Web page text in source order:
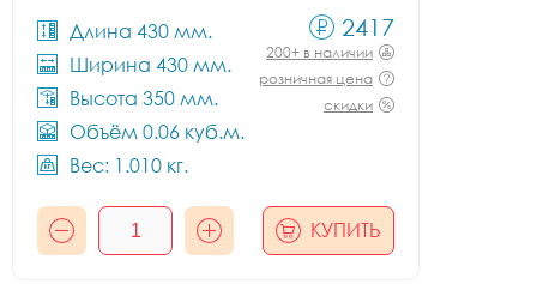
Длина 430 мм.
Ширина 430 мм.
Высота 350 мм.
Объём 0.06 куб.м.
Вес: 1.010 кг.
2417
200+ в наличии
розничная цена
скидки
КУПИТЬ